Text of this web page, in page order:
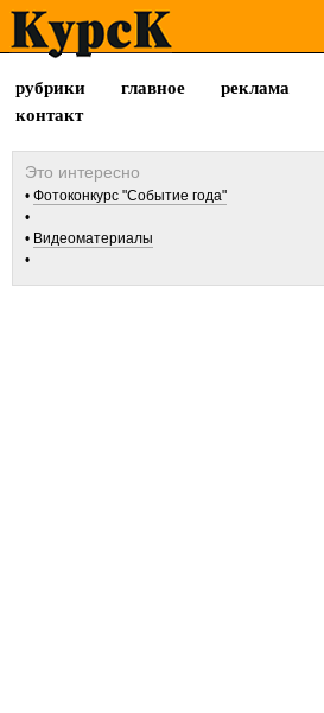
рубрики главное реклама
контакт
Фотоконкурс "Событие года"
Видеоматериалы